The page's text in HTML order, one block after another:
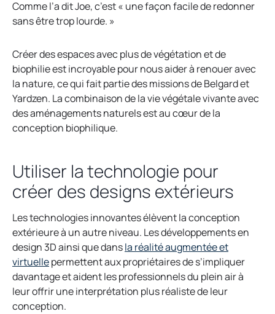
Comme l’a dit Joe, c’est « une façon facile de redonner
sans être trop lourde. »
Créer des espaces avec plus de végétation et de
biophilie est incroyable pour nous aider à renouer avec
la nature, ce qui fait partie des missions de Belgard et
Yardzen. La combinaison de la vie végétale vivante avec
des aménagements naturels est au cœur de la
conception biophilique.
Utiliser la technologie pour
créer des designs extérieurs
Les technologies innovantes élèvent la conception
extérieure à un autre niveau. Les développements en
design 3D ainsi que dansla réalité augmentée et
virtuellepermettent aux propriétaires de s’impliquer
davantage et aident les professionnels du plein air à
leur offrir une interprétation plus réaliste de leur
conception.